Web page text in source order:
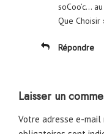
soCoo’c…
Que Choisir
Répondre
Laisser un
Votre adresse e-mail